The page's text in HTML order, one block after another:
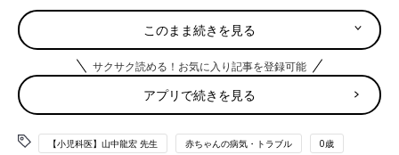
ワクチンによる副反応のギモンと気がかりにアンサ
ー
「ワクチンによる副反応は
・発熱
・けいれんする
このまま続きを見る
サクサク読める！お気に入り記事を登録可能
アプリで続きを見る
【小児科医】山中龍宏 先生 赤ちゃんの病気・トラブル 0歳